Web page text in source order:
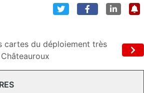
cartes du déploiement très